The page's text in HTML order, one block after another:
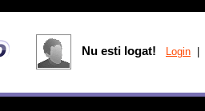
Nu esti logat! Login